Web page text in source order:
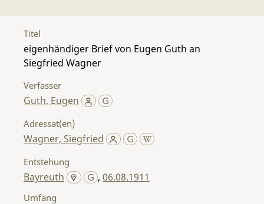
Titel
eigenhändiger Brief von Eugen Guth an
Siegfried Wagner
Verfasser
Guth, Eugen
Adressat(en)
Wagner, Siegfried
Entstehung
Bayreuth ,06.08.1911
Umfang